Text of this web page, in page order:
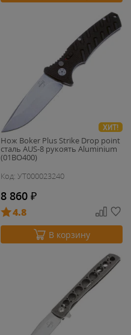
ХИТ!
Нож Boker Plus Strike Drop point
сталь AUS-8 рукоять Aluminium
(01BO400)
Код: УТ000023240
8 860 ₽
4.8
В корзину